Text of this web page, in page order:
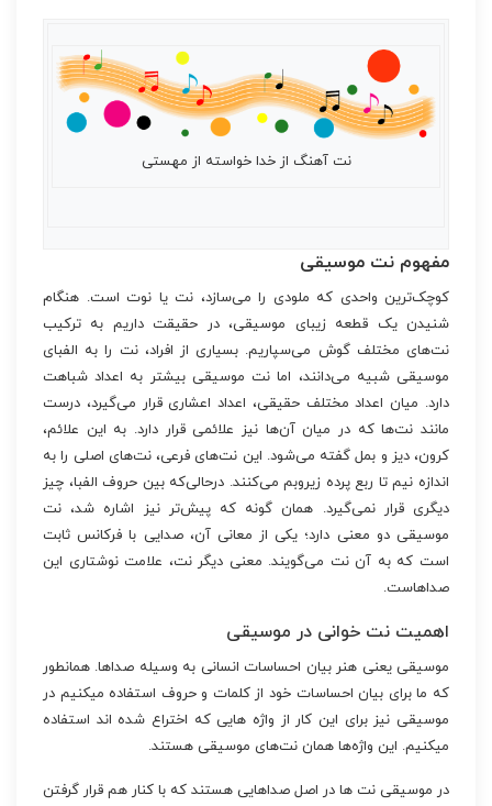
نت آهنگ از خدا خواسته از مهستی
مفهوم نت موسیقی
کوچک‌ترین واحدی که ملودی را می‌سازد، نت یا نوت است. هنگام
شنیدن یک قطعه زیبای موسیقی، در حقیقت داریم به ترکیب
نت‌های مختلف گوش می‌سپاریم. بسیاری از افراد، نت را به الفبای
موسیقی شبیه می‌دانند، اما نت موسیقی بیشتر به اعداد شباهت
دارد. میان اعداد مختلف حقیقی، اعداد اعشاری قرار می‌گیرد، درست
مانند نت‌ها که در میان آن‌ها نیز علائمی قرار دارد. به این علائم،
کرون، دیز و بمل گفته می‌شود. این نت‌های فرعی، نت‌های اصلی را به
اندازه نیم تا ربع پرده زیروبم می‌کنند. درحالی‌که بین حروف الفبا، چیز
دیگری قرار نمی‌گیرد. همان گونه که پیش‌تر نیز اشاره شد، نت
موسیقی دو معنی دارد؛ یکی از معانی آن، صدایی با فرکانس ثابت
است که به آن نت می‌گویند. معنی دیگر نت، علامت نوشتاری این
صداهاست.
اهمیت نت خوانی در موسیقی
موسیقی یعنی هنر بیان احساسات انسانی به وسیله صداها. همانطور
که ما برای بیان احساسات خود از کلمات و حروف استفاده میکنیم در
موسیقی نیز برای این کار از واژه هایی که اختراع شده اند استفاده
میکنیم. این واژه‌ها همان نت‌های موسیقی هستند.
در موسیقی نت ها در اصل صداهایی هستند که با کنار هم قرار گرفتن